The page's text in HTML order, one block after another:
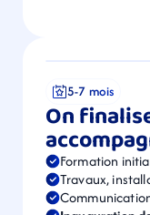
5-7 mois
On
Formation
Travaux,